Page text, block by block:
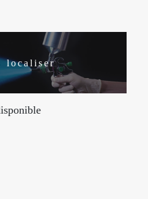
localiser